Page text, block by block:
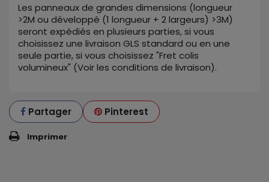
Les panneaux de grandes dimensions (longueur
>2M ou développé (1 longueur + 2 largeurs) >3M)
seront expédiés en plusieurs parties, si vous
choisissez une livraison GLS standard ou en une
seule partie, si vous choisissez "Fret colis
volumineux" (Voir les conditions de livraison).
Partager Pinterest
Imprimer